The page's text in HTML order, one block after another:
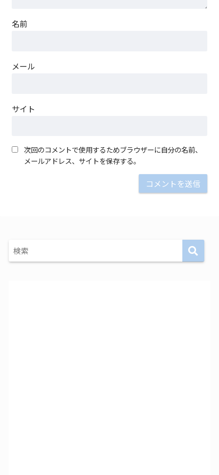
名前
メール
サイト
次回のコメントで使用するためブラウザーに自分の名前、
メールアドレス、サイトを保存する。